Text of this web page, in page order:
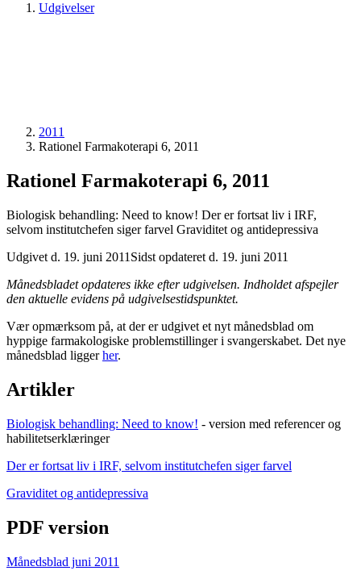
Udgivelser
2011
Rationel Farmakoterapi 6, 2011
Rationel Farmakoterapi 6, 2011
Biologisk behandling: Need to know! Der er fortsat liv i IRF,
selvom institutchefen siger farvel Graviditet og antidepressiva
Udgivet d. 19. juni 2011 Sidst opdateret d. 19. juni 2011
Månedsbladet opdateres ikke efter udgivelsen. Indholdet afspejler
den aktuelle evidens på udgivelsestidspunktet.
Vær opmærksom på, at der er udgivet et nyt månedsblad om
hyppige farmakologiske problemstillinger i svangerskabet. Det nye
månedsblad liggerher.
Artikler
Biologisk behandling: Need to know! - version med referencer og
habilitetserklæringer
Der er fortsat liv i IRF, selvom institutchefen siger farvel
Graviditet og antidepressiva
PDF version
Månedsblad juni 2011